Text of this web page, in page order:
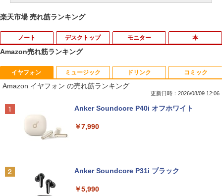
楽天市場 売れ筋ランキング
ノート
1
【★最大100%ポイント】【大特価!訳あ
り!】富士通 LIFEBOOK A576/第6世代 C
ore i3/メモリ:4GB/SSD:128GB/15.6型液
パソコン ノートパソコン Windows11 W
【マラソンP5倍/10%オフクーポン】中古
付き Panasonic Let's note CF-NX3 第4
デスクトップ モニター
1
富士通 Fujitsu 液晶モニター VL-17CST
17インチ スクエア ホワイト LCD LEDバ
ックライト SXGA 1280×1024 TNパネル
プレイ 【中古】
￥2,750
2
【超特価】厳選大手メーカー 液晶モニタ
ー シークレット 19インチワイド ノング
イ【中古】
本
1
ちいかわ なんか小さくてかわいいやつ
（1） （ワイドKC） [ ナガノ ]
￥1,100
￥4,345
Amazon売れ筋ランキング
イヤフォン
Amazon イヤフォン の売れ筋ランキング
更新日時：2026/08/09 12:06
Anker Soundcore P40i オフホワイト
￥7,990
Anker Soundcore P31i ブラック
￥5,990
ミュージック ドリンク コミック